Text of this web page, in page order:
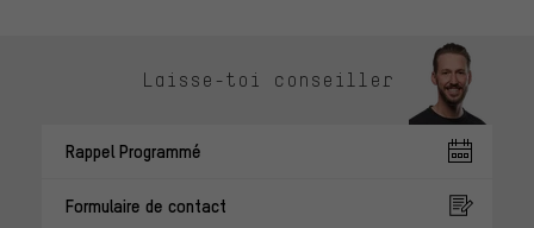
Laisse-toi conseiller
Rappel Programmé
Formulaire de contact